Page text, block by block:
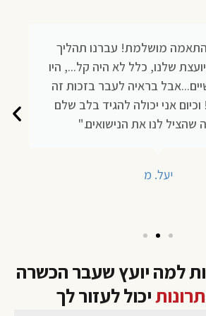
מושלמת! עברנו תהליך
שלנו, כלל לא היה קל..., היו
בראיה לעבר בזכות זה
אני יכולה להגיד בלב שלם
שהציל לנו את הנישואים."
יעל. מ
למה יועץ שעבר הכשרה
יכול לעזור לך